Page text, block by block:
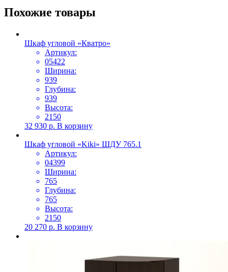
Похожие товары
Шкаф угловой «Кватро»
Артикул:
05422
Ширина:
939
Глубина:
939
Высота:
2150
32 930 р. В корзину
Шкаф угловой «Kiki» ШДУ 765.1
Артикул:
04399
Ширина:
765
Глубина:
765
Высота:
2150
20 270 р. В корзину